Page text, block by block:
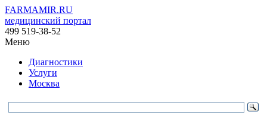
FARMAMIR.RU
медицинский портал
499 519-38-52
Меню
Диагностики
Услуги
Москва